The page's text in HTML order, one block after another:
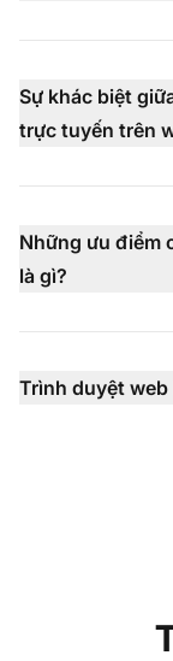
Sự khác biệt
trực tuyến trên
Những ưu điểm
là gì?
Trình duyệt